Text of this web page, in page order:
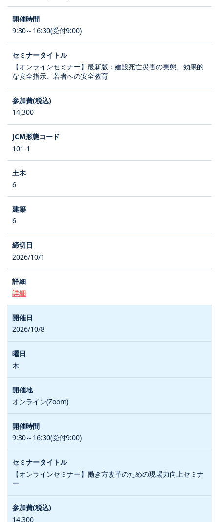
9:30～16:30(受付9:00)
【オンラインセミナー】最新版：建設死亡災害の実態、効果的
な安全指示、若者への安全教育
14,300
101-1
6
6
2026/10/1
詳細
2026/10/8
木
オンライン(Zoom)
9:30～16:30(受付9:00)
【オンラインセミナー】働き方改革のための現場力向上セミナ
ー
14,300